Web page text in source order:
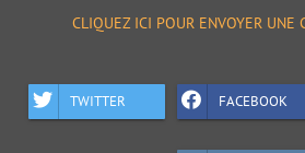
CLIQUEZ ICI POUR ENVOYER UNE
TWITTER FACEBOOK